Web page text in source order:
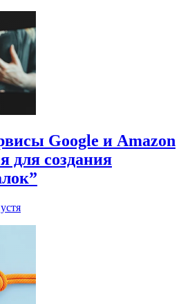
Google и Amazon
для создания